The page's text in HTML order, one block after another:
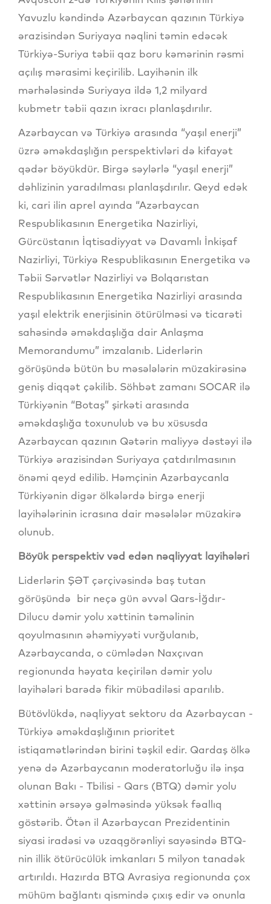
Yavuzlu kəndində Azərbaycan qazının Türkiyə
ərazisindən Suriyaya nəqlini təmin edəcək
Türkiyə-Suriya təbii qaz boru kəmərinin rəsmi
açılış mərasimi keçirilib. Layihənin ilk
mərhələsində Suriyaya ildə 1,2 milyard
kubmetr təbii qazın ixracı planlaşdırılır.
Azərbaycan və Türkiyə arasında “yaşıl enerji”
üzrə əməkdaşlığın perspektivləri də kifayət
qədər böyükdür. Birgə səylərlə “yaşıl enerji”
dəhlizinin yaradılması planlaşdırılır. Qeyd edək
ki, cari ilin aprel ayında “Azərbaycan
Respublikasının Energetika Nazirliyi,
Gürcüstanın İqtisadiyyat və Davamlı İnkişaf
Nazirliyi, Türkiyə Respublikasının Energetika və
Təbii Sərvətlər Nazirliyi və Bolqarıstan
Respublikasının Energetika Nazirliyi arasında
yaşıl elektrik enerjisinin ötürülməsi və ticarəti
sahəsində əməkdaşlığa dair Anlaşma
Memorandumu” imzalanıb. Liderlərin
görüşündə bütün bu məsələlərin müzakirəsinə
geniş diqqət çəkilib. Söhbət zamanı SOCAR ilə
Türkiyənin “Botaş” şirkəti arasında
əməkdaşlığa toxunulub və bu xüsusda
Azərbaycan qazının Qətərin maliyyə dəstəyi ilə
Türkiyə ərazisindən Suriyaya çatdırılmasının
önəmi qeyd edilib. Həmçinin Azərbaycanla
Türkiyənin digər ölkələrdə birgə enerji
layihələrinin icrasına dair məsələlər müzakirə
olunub.
Böyük perspektiv vəd edən nəqliyyat layihələri
Liderlərin ŞƏT çərçivəsində baş tutan
görüşündə bir neçə gün əvvəl Qars-İğdır-
Dilucu dəmir yolu xəttinin təməlinin
qoyulmasının əhəmiyyəti vurğulanıb,
Azərbaycanda, o cümlədən Naxçıvan
regionunda həyata keçirilən dəmir yolu
layihələri barədə fikir mübadiləsi aparılıb.
Bütövlükdə, nəqliyyat sektoru da Azərbaycan -
Türkiyə əməkdaşlığının prioritet
istiqamətlərindən birini təşkil edir. Qardaş ölkə
yenə də Azərbaycanın moderatorluğu ilə inşa
olunan Bakı - Tbilisi - Qars (BTQ) dəmir yolu
xəttinin ərsəyə gəlməsində yüksək fəallıq
göstərib. Ötən il Azərbaycan Prezidentinin
siyasi iradəsi və uzaqgörənliyi sayəsində BTQ-
nin illik ötürücülük imkanları 5 milyon tanadək
artırıldı. Hazırda BTQ Avrasiya regionunda çox
mühüm bağlantı qismində çıxış edir və onunla